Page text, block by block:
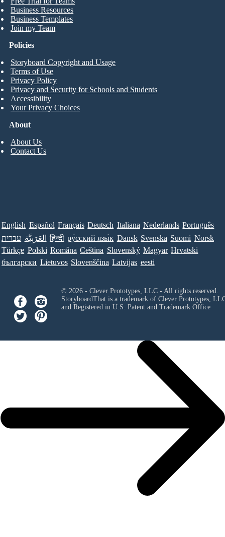
Business Resources
Business Templates
Join my Team
About
About Us
Contact Us
Policies
Storyboard Copyright and Usage
Terms of Use
Privacy Policy
Privacy and Security for Schools and Students
Accessibility
Your Privacy Choices
English Español Français Deutsch Italiana Nederlands Português
עברית العَرَبِيَّة हिन्दी ру́сский язы́к Dansk Svenska Suomi Norsk
Türkçe Polski Româna Ceština Slovenský Magyar Hrvatski
български Lietuvos Slovenščina Latvijas eesti
© 2026 - Clever Prototypes, LLC - All rights reserved.
StoryboardThat is a trademark of Clever Prototypes,
and Registered in U.S. Patent and Trademark Office